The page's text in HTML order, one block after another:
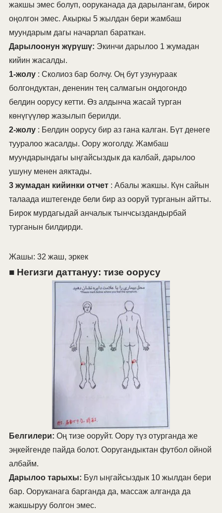
жакшы эмес болуп, ооруканада да дарылангам, бирок
оңолгон эмес. Акыркы 5 жылдан бери жамбаш
муундарым дагы начарлап бараткан.
Дарылоонун жүрүшү: Экинчи дарылоо 1 жумадан
кийин жасалды.
1-жолу: Сколиоз бар болчу. Оң бут узунураак
болгондуктан, дененин тең салмагын оңдогондо
белдин оорусу кетти. Өз алдынча жасай турган
көнүгүүлөр жазылып берилди.
2-жолу: Белдин оорусу бир аз гана калган. Бүт денеге
тууралоо жасалды. Оору жоголду. Жамбаш
муундарындагы ыңгайсыздык да калбай, дарылоо
ушуну менен аяктады.
3 жумадан кийинки отчет: Абалы жакшы. Күн сайын
талаада иштегенде бели бир аз ооруй турганын айтты.
Бирок мурдагыдай анчалык тынчсыздандырбай
турганын билдирди.
Жашы: 32 жаш, эркек
■ Негизги даттануу: тизе оорусу
Белгилери: Оң тизе ооруйт. Оору түз отурганда же
эңкейгенде пайда болот. Ооругандыктан футбол ойной
албайм.
Дарылоо тарыхы: Бул ыңгайсыздык 10 жылдан бери
бар. Ооруканага барганда да, массаж алганда да
жакшыруу болгон эмес.